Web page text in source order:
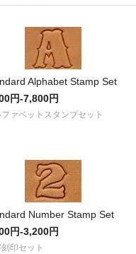
Alphabet Stamp Set
円-7,800円
ファベットスタンプセット
Number Stamp Set
円-3,200円
印セット